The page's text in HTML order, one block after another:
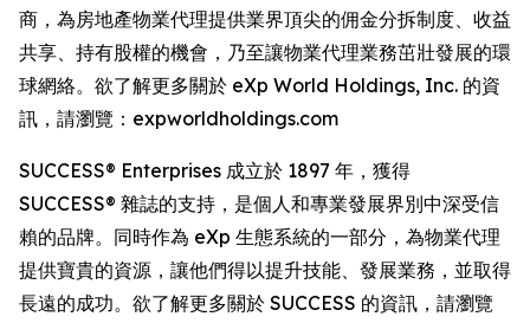
商，為房地產物業代理提供業界頂尖的佣金分拆制度、收益
共享、持有股權的機會，乃至讓物業代理業務茁壯發展的環
球網絡。欲了解更多關於 eXp World Holdings, Inc. 的資
訊，請瀏覽：expworldholdings.com
SUCCESS® Enterprises 成立於 1897 年，獲得
SUCCESS® 雜誌的支持，是個人和專業發展界別中深受信
賴的品牌。同時作為 eXp 生態系統的一部分，為物業代理
提供寶貴的資源，讓他們得以提升技能、發展業務，並取得
長遠的成功。欲了解更多關於 SUCCESS 的資訊，請瀏覽